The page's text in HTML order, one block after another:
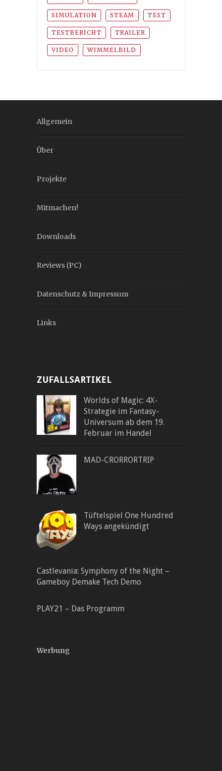
SIMULATION STEAM TEST
TESTBERICHT TRAILER
VIDEO WIMMELBILD
Allgemein
Über
Projekte
Mitmachen!
Downloads
Reviews (PC)
Datenschutz & Impressum
Links
ZUFALLSARTIKEL
Worlds of Magic: 4X-
Strategie im Fantasy-
Universum ab dem 19.
Februar im Handel
MAD-CRORRORTRIP
Tüftelspiel One Hundred
Ways angekündigt
Castlevania: Symphony of the Night –
Gameboy Demake Tech Demo
PLAY21 – Das Programm
Werbung